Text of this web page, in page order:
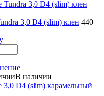
3,0 D4 (slim) клен 440
В наличии